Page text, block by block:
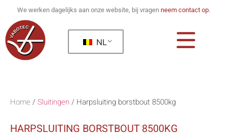
We werken dagelijks aan onze website, bij vragen neem contact op.
NL
Home /Sluitingen / Harpsluiting borstbout 8500kg
HARPSLUITING BORSTBOUT 8500KG